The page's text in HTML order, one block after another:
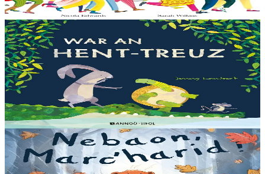
En stock
13,00 €
3 ans et plus
Bannoù-heol
Let's all creep through crocodile creek
Qui sait quelles bêtes rôdent dans les marais quand la nuit tombe...
Pas les crocodiles en tout cas, Souris en est persuadée ! Ses amis ont
un doute : à quoi ça...
En stock13,00 €
3 ans et plus
Bannoù-heol
A little bit worried